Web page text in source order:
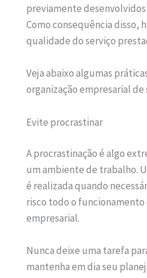
previamente desenvolvidos
Como consequência disso,
qualidade do serviço
Veja abaixo algumas
organização empresarial de
Evite procrastinar
A procrastinação é algo
um ambiente de trabalho.
é realizada quando
risco todo o
empresarial.
Nunca deixe uma tarefa
mantenha em dia seu